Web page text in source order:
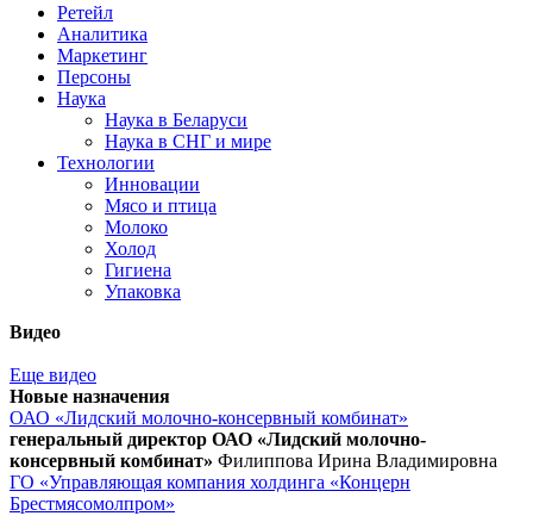
Ретейл
Аналитика
Маркетинг
Персоны
Наука
Наука в Беларуси
Наука в СНГ и мире
Технологии
Инновации
Мясо и птица
Молоко
Холод
Гигиена
Упаковка
Видео
Еще видео
Новые назначения
ОАО «Лидский молочно-консервный комбинат»
генеральный директор ОАО «Лидский молочно-
консервный комбинат» Филиппова Ирина Владимировна
ГО «Управляющая компания холдинга «Концерн
Брестмясомолпром»